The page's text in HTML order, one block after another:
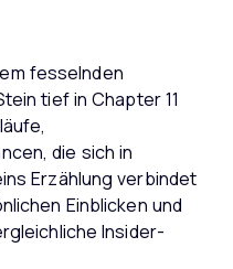
fesselnden
tief in Chapter 11
die sich in
Erzählung verbindet
Einblicken und
Insider-